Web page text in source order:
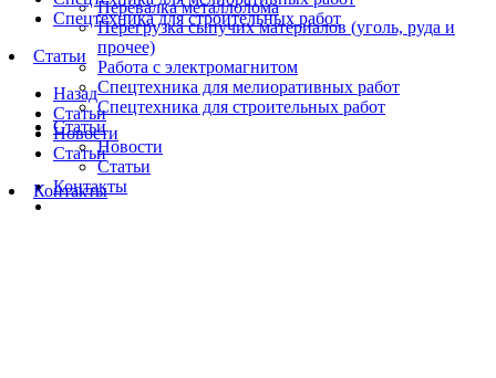
Перевалка металлолома
Перегрузка сыпучих материалов (уголь, руда и
прочее)
Работа с электромагнитом
Спецтехника для мелиоративных работ
Спецтехника для строительных работ
Статьи
Новости
Статьи
Контакты
Спецтехника для строительных работ
Статьи
Назад
Статьи
Новости
Статьи
Контакты